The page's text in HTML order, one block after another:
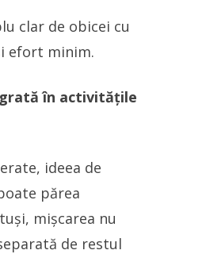
clar de obicei cu
efort minim.
în activitățile
ideea de
părea
mișcarea nu
de restul